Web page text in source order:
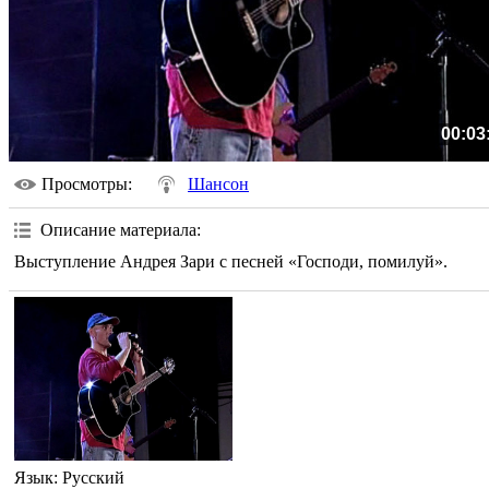
Просмотры: Шансон
Описание материала:
Выступление Андрея Зари с песней «Господи, помилуй».
Язык: Русский